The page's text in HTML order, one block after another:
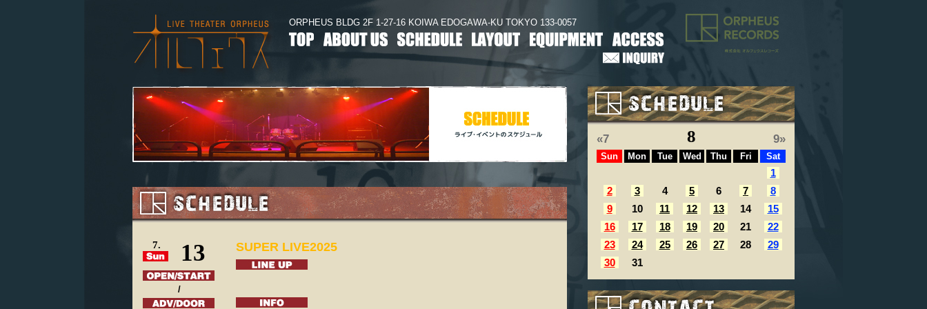
ORPHEUS BLDG 2F 1-27-16 KOIWA EDOGAWA-KU TOKYO 133-0057
7. 13
/
SUPER LIVE2025
«7 8 9»
Sun Mon Tue Wed Thu Fri Sat
1
2
3 4 5 6 7
8
9
10 11 12 13 14
15
16
17 18 19 20 21
22
23
24 25 26 27 28
29
30
31